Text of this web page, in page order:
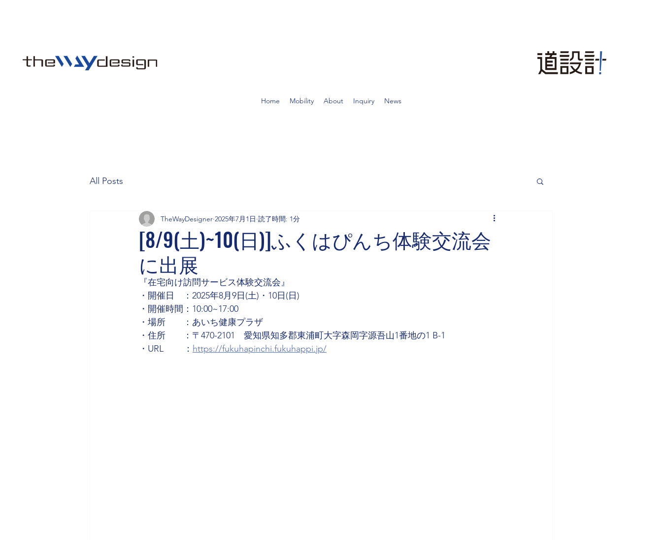
Home Mobility About Inquiry News
All Posts
[8/9(土)~10(日)]ふくはぴんち体験交流会
に出展
TheWayDesigner 2025年7月1日 読了時間: 1分
『在宅向け訪問サービス体験交流会』
・開催日　：2025年8月9日(土)・10日(日)
・開催時間：10:00~17:00
・場所　　：あいち健康プラザ
・住所　　：〒470-2101　愛知県知多郡東浦町大字森岡字源吾山1番地の1 B-1
・URL　　 ： https://fukuhapinchi.fukuhappi.jp/